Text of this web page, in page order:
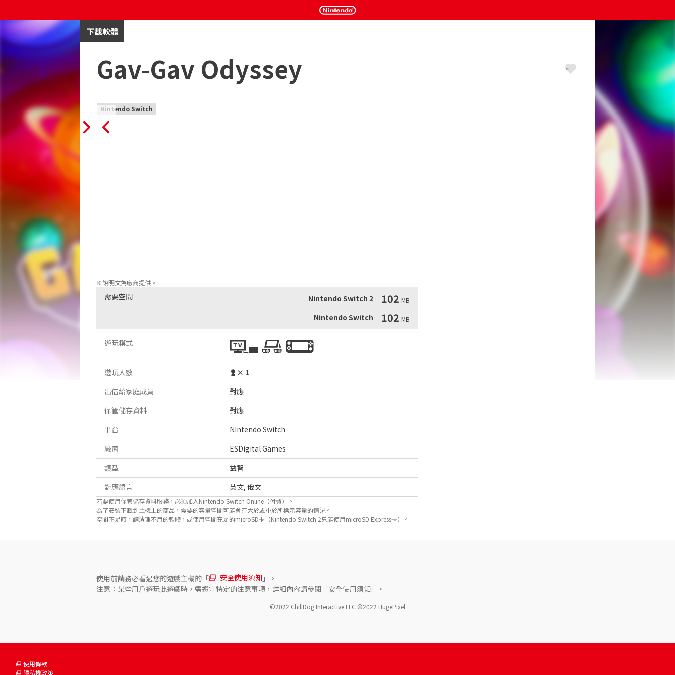
下載軟體
Gav-Gav Odyssey
Nintendo Switch
※說明文為廠商提供。
需要空間 Nintendo Switch 2 102 MB
Nintendo Switch 102 MB
遊玩模式
遊玩人數
× 1
出借給家庭成員
對應
保管儲存資料
對應
平台
Nintendo Switch
廠商
ESDigital Games
類型
益智
對應語言
英文,俄文
若要使用保管儲存資料服務，必須加入Nintendo Switch Online（付費）。
為了安裝下載到主機上的商品，需要的容量空間可能會有大於或小於所標示容量的情況。
空間不足時，請清理不用的軟體，或使用空間充足的microSD卡（Nintendo Switch 2只能使用microSD Express卡）。
使用前請務必看過您的遊戲主機的「 安全使用須知 」。
注意：某些用戶遊玩此遊戲時，需遵守特定的注意事項，詳細內容請參閱「安全使用須知」。
©2022 ChiliDog Interactive LLC ©2022 HugePixel
使用條款
隱私權政策